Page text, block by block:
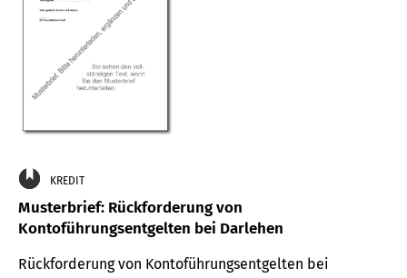
KREDIT
Musterbrief: Rückforderung von
Kontoführungsentgelten bei Darlehen
Rückforderung von Kontoführungsentgelten bei